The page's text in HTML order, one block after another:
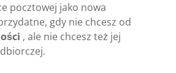
pocztowej jako nowa
gdy nie chcesz od
, ale nie chcesz też jej